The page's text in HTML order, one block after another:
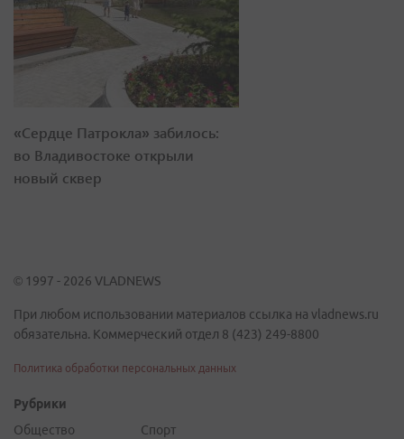
«Сердце Патрокла» забилось:
во Владивостоке открыли
новый сквер
© 1997 - 2026 VLADNEWS
При любом использовании материалов ссылка на vladnews.ru
обязательна. Коммерческий отдел 8 (423) 249-8800
Политика обработки персональных данных
Рубрики
Общество
Спорт